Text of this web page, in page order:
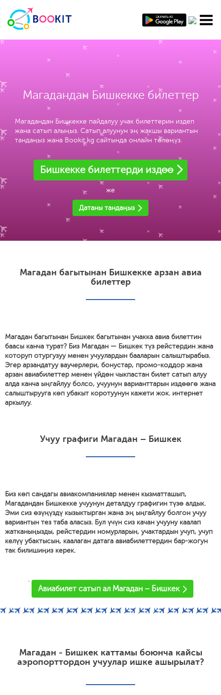
Магадандан Бишкекке билеттер
Магадандан Бишкекке пайдалуу учак билеттерин издеп
жана сатып алыңыз. Сатып алуунун эң жакшы вариантын
тандаңыз жана Bookit.kg сайтында онлайн төлөңүз.
Бишкекке билеттерди издөө
же
Датаны тандаңыз
Магадан багытынан Бишкекке арзан авиа
билеттер
Магадан багытынан Бишкек багытынан учакка авиа билеттин
баасы канча турат? Биз Магадан — Бишкек түз рейстердин жана
которуп отургузуу менен учуулардын бааларын салыштырабыз.
Эгер арзандатуу ваучерлери, бонустар, промо-коддор жана
арзан авиабилеттер менен үйдөн чыкпастан билет сатып алуу
алда канча ыңгайлуу болсо, учуунун варианттарын издөөгө жана
салыштырууга көп убакыт коротуунун кажети жок. интернет
аркылуу.
Учуу графиги Магадан – Бишкек
Биз көп сандагы авиакомпаниялар менен кызматташып,
Магадандан Бишкекке учуунун деталдуу графигин түзө алдык.
Эми сиз өзүңүздү кызыктырган жана эң ыңгайлуу болгон учуу
вариантын тез таба аласыз. Бул үчүн сиз качан учууну каалап
жатканыңызды, рейстердин номурларын, учактардын учуп, учуп
келүү убактысын, каалаган датага авиабилеттердин бар-жогун
так билишиңиз керек.
'
Авиабилет сатып ал Магадан – Бишкек
Магадан - Бишкек каттамы боюнча кайсы
аэропорттордон учуулар ишке ашырылат?